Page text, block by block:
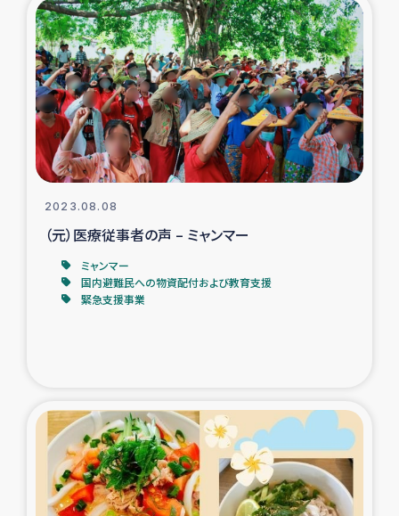
トルコ・シリア地震被災者支援
デニヤヤ小規模紅茶農家支援
コーヒー生産者支援
アイナロ県マウベシ郡でのコーヒー畑改善事業
ベイルート大規模爆発被災者支援
女性の生計向上支援
2023.08.08
（元）医療従事者の声 – ミャンマー
ミャンマー
国内避難民への物資配付および教育支援
緊急支援事業